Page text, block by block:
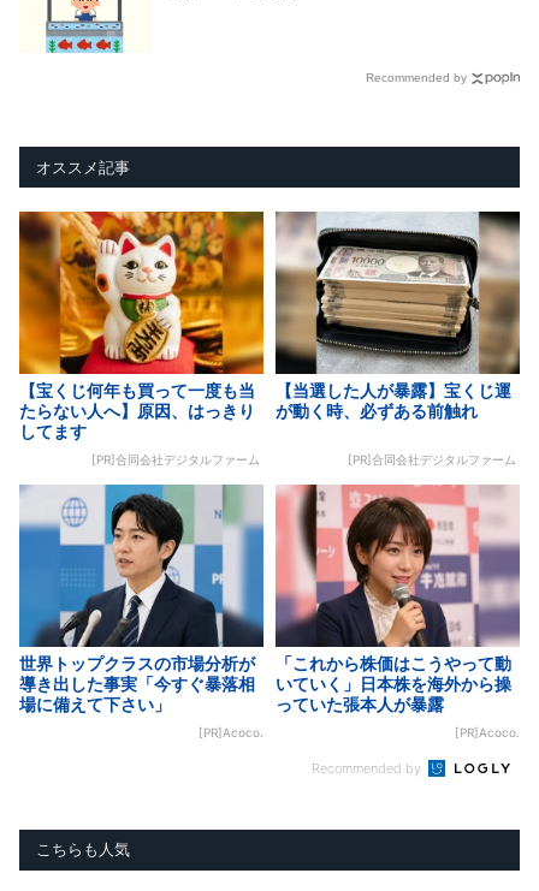
Recommended by
オススメ記事
【宝くじ何年も買って一度も当
たらない人へ】原因、はっきり
してます
[PR]合同会社デジタルファーム
【当選した人が暴露】宝くじ運
が動く時、必ずある前触れ
[PR]合同会社デジタルファーム
世界トップクラスの市場分析が
導き出した事実「今すぐ暴落相
場に備えて下さい」
[PR]Acoco.
「これから株価はこうやって動
いていく」日本株を海外から操
っていた張本人が暴露
[PR]Acoco.
Recommended by
こちらも人気